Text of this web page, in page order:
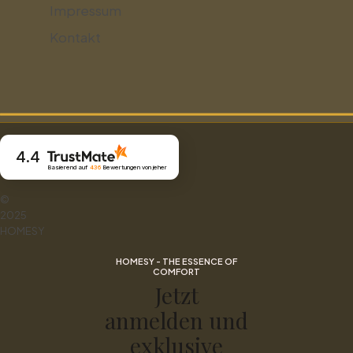
4.4
Basierend auf 436Bewertungen von jeher
©
2025
HOMESY
HOMESY - THE ESSENCE OF
COMFORT
Jetzt
anmelden und
exklusive